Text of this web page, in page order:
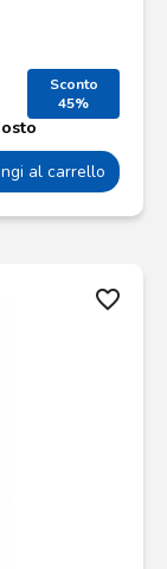
Sconto
45%
al carrello
favorite_border